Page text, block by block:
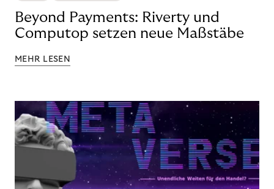
Beyond Payments: Riverty und
Computop setzen neue Maßstäbe
MEHR LESEN